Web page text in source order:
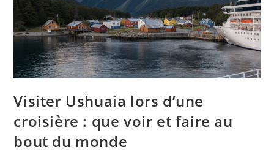
Visiter Ushuaia lors d’une
croisière : que voir et faire au
bout du monde